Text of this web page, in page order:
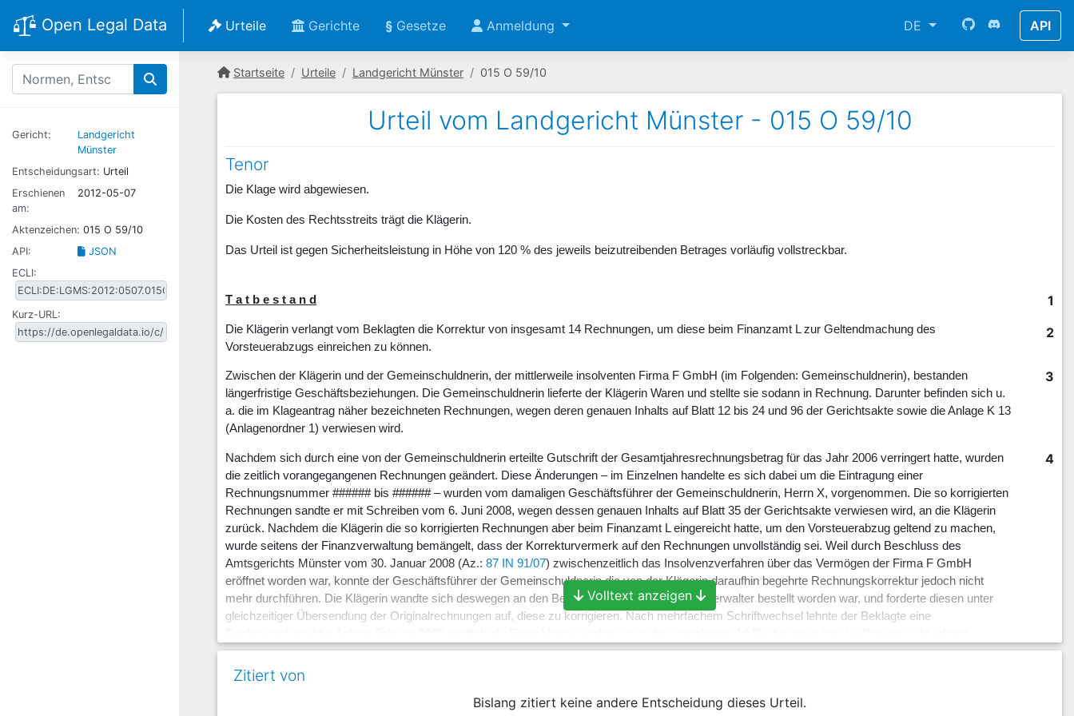
Open Legal Data Urteile Gerichte § Gesetze Anmeldung DE API
Gericht:
Landgericht
Münster
Entscheidungsart: Urteil
Erschienen
am:
2012-05-07
Aktenzeichen: 015 O 59/10
API:
JSON
ECLI:
Kurz-URL:
Startseite Urteile Landgericht Münster 015 O 59/10
Urteil vom Landgericht Münster - 015 O 59/10
Tenor
Die Klage wird abgewiesen.
Die Kosten des Rechtsstreits trägt die Klägerin.
Das Urteil ist gegen Sicherheitsleistung in Höhe von 120 % des jeweils beizutreibenden Betrages vorläufig vollstreckbar.
1
T a t b e s t a n d
2
Die Klägerin verlangt vom Beklagten die Korrektur von insgesamt 14 Rechnungen, um diese beim Finanzamt L zur Geltendmachung des
Vorsteuerabzugs einreichen zu können.
3
Zwischen der Klägerin und der Gemeinschuldnerin, der mittlerweile insolventen Firma F GmbH (im Folgenden: Gemeinschuldnerin), bestanden
längerfristige Geschäftsbeziehungen. Die Gemeinschuldnerin lieferte der Klägerin Waren und stellte sie sodann in Rechnung. Darunter befinden sich u.
a. die im Klageantrag näher bezeichneten Rechnungen, wegen deren genauen Inhalts auf Blatt 12 bis 24 und 96 der Gerichtsakte sowie die Anlage K 13
(Anlagenordner 1) verwiesen wird.
4
Nachdem sich durch eine von der Gemeinschuldnerin erteilte Gutschrift der Gesamtjahresrechnungsbetrag für das Jahr 2006 verringert hatte, wurden
die zeitlich vorangegangenen Rechnungen geändert. Diese Änderungen – im Einzelnen handelte es sich dabei um die Eintragung einer
Rechnungsnummer ###### bis ###### – wurden vom damaligen Geschäftsführer der Gemeinschuldnerin, Herrn X, vorgenommen. Die so korrigierten
Rechnungen sandte er mit Schreiben vom 6. Juni 2008, wegen dessen genauen Inhalts auf Blatt 35 der Gerichtsakte verwiesen wird, an die Klägerin
zurück. Nachdem die Klägerin die so korrigierten Rechnungen aber beim Finanzamt L eingereicht hatte, um den Vorsteuerabzug geltend zu machen,
wurde seitens der Finanzverwaltung bemängelt, dass der Korrekturvermerk auf den Rechnungen unvollständig sei. Weil durch Beschluss des
Amtsgerichts Münster vom 30. Januar 2008 (Az.: 87 IN 91/07) zwischenzeitlich das Insolvenzverfahren über das Vermögen der Firma F GmbH
eröffnet worden war, konnte der Geschäftsführer der Gemeinschuldnerin die von der Klägerin daraufhin begehrte Rechnungskorrektur jedoch nicht
mehr durchführen. Die Klägerin wandte sich deswegen an den Beklagten, der zum Insolvenzverwalter bestellt worden war, und forderte diesen unter
gleichzeitiger Übersendung der Originalrechnungen auf, diese zu korrigieren. Nach mehrfachem Schriftwechsel lehnte der Beklagte eine
einschließlich der ausgewiesenen Umsatzsteuer auch tatsächlich bezahlt worden. Eine weitere Konkretisierung der Umsätze, als sie es mit den in den
als Anlage zum Schriftsatz vom 10. Dezember 2010 überreichten Ordnern 1 bis 4 enthaltenen Unterlagen bereits getan habe, sei ihr weder möglich
Volltext anzeigen
Zitiert von
Bislang zitiert keine andere Entscheidung dieses Urteil.